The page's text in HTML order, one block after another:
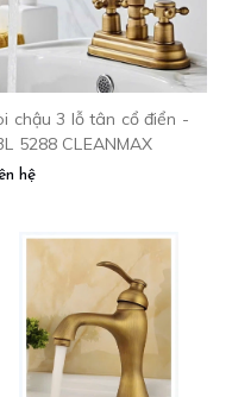
chậu 3 lỗ tân cổ điển -
5288 CLEANMAX
hệ